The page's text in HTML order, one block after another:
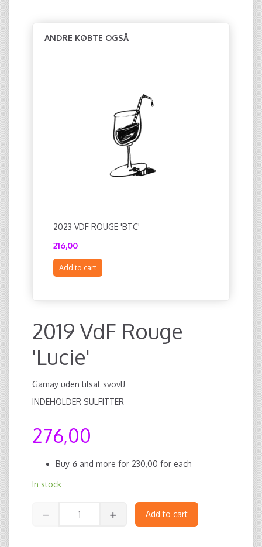
ANDRE KØBTE OGSÅ
2023 VDF ROUGE 'BTC'
216,00
Add to cart
2019 VdF Rouge
'Lucie'
Gamay uden tilsat svovl!
INDEHOLDER SULFITTER
276,00
Buy 6 and more for 230,00 for each
In stock
Add to cart